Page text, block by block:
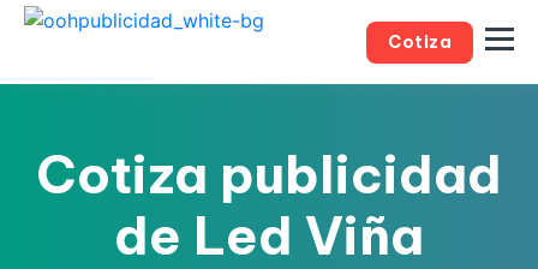
Cotiza
Cotiza publicidad
de Led Viña